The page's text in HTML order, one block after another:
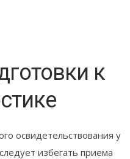
к
освидетельствования у
избегать приема